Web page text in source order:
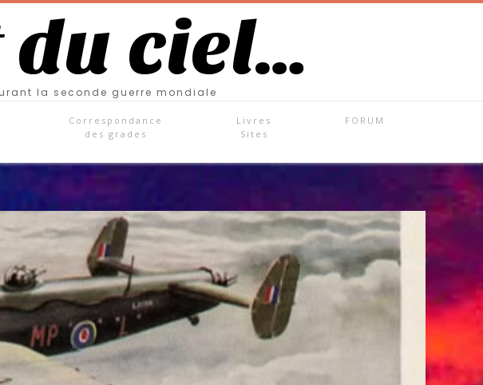
ciel…
la seconde guerre mondiale
Correspondance
des grades
Livres
Sites
FORUM